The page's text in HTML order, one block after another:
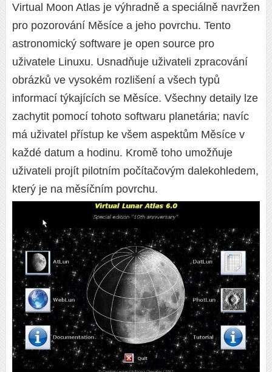
Virtual Moon Atlas je výhradně a speciálně navržen
pro pozorování Měsíce a jeho povrchu. Tento
astronomický software je open source pro
uživatele Linuxu. Usnadňuje uživateli zpracování
obrázků ve vysokém rozlišení a všech typů
informací týkajících se Měsíce. Všechny detaily lze
zachytit pomocí tohoto softwaru planetária; navíc
má uživatel přístup ke všem aspektům Měsíce v
každé datum a hodinu. Kromě toho umožňuje
uživateli projít pilotním počítačovým dalekohledem,
který je na měsíčním povrchu.